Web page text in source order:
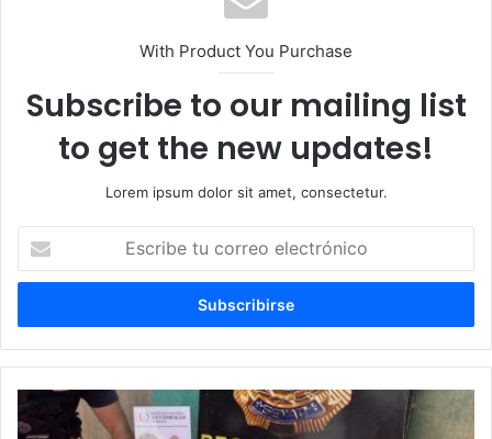
With Product You Purchase
Subscribe to our mailing list
to get the new updates!
Lorem ipsum dolor sit amet, consectetur.
correo